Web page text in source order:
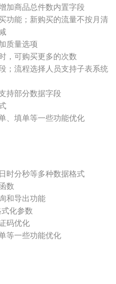
加商品总件数内置字段
功能；新购买的流量不按月清
质量选项
，可购买更多的次数
；流程选择人员支持子表系统
持部分数据字段
、填单等一些功能优化
时分秒等多种数据格式
数
和导出功能
化参数
码优化
等一些功能优化